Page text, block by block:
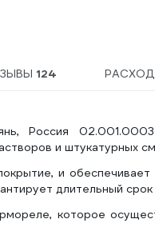
124
Россия
и штукатурных
и
длительный срок
которое